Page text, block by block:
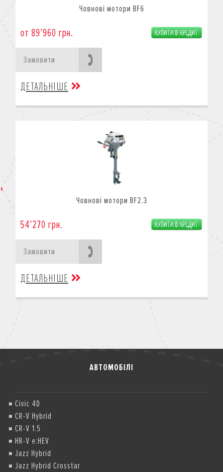
Човнові мотори BF6
от 89’960 грн.
Замовити
ДЕТАЛЬНІШЕ
Човнові мотори BF2.3
54’270 грн.
Замовити
ДЕТАЛЬНІШЕ
АВТОМОБІЛІ
Civic 4D
CR-V Hybrid
CR-V 1.5
HR-V e:HEV
Jazz Hybrid
Jazz Hybrid Crosstar